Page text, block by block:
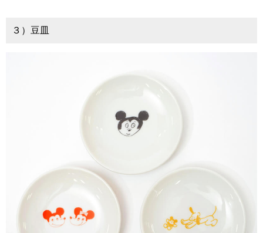
３）豆皿